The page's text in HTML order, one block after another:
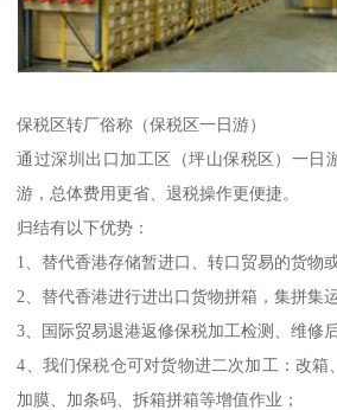
保税区转厂俗称（保税区一日游）
通过深圳出口加工区（坪山保税区）一日
游，总体费用更省、退税操作更便捷。
归结有以下优势：
1、替代香港存储暂进口、转口贸易的货物
2、替代香港进行进出口货物拼箱，集拼集运
3、国际贸易退港返修保税加工检测、维修
4、我们保税仓可对货物进二次加工：改箱
加膜、加条码、拆箱拼箱等增值作业；